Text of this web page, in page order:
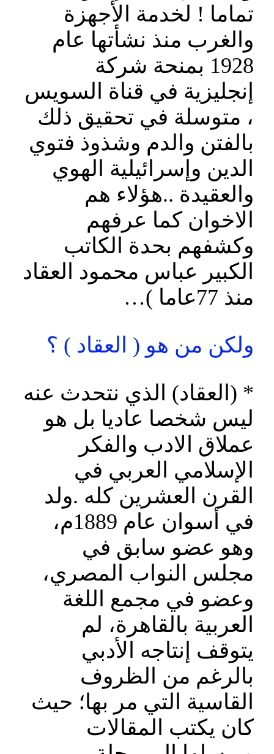
تماما ! لخدمة الأجهزة
والغرب منذ نشأتها عام
1928 بمنحة شركة
إنجليزية في قناة السويس
، متوسلة في تحقيق ذلك
بالفتن والدم وشذوذ فتوي
الدين وإسرائيلية الهوي
والعقيدة ..هؤلاء هم
الاخوان كما عرفهم
وكشفهم بحدة الكاتب
الكبير عباس محمود العقاد
منذ 77عاما )…
ولكن من هو ( العقاد ) ؟
* (العقاد) الذي نتحدث عنه
ليس شخصا عاديا بل هو
عملاق الادب والفكر
الإسلامي العربي في
القرن العشرين كله .ولد
في أسوان عام 1889م،
وهو عضو سابق في
مجلس النواب المصري،
وعضو في مجمع اللغة
العربية بالقاهرة، لم
يتوقف إنتاجه الأدبي
بالرغم من الظروف
القاسية التي مر بها؛ حيث
كان يكتب المقالات